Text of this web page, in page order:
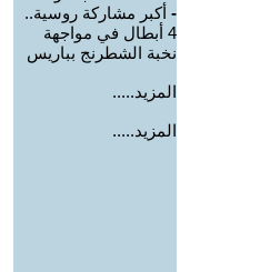
- أكبر مشاركة روسية..
4 أبطال في مواجهة
نخبة الشطرنج بباريس
المزيد.....
المزيد.....